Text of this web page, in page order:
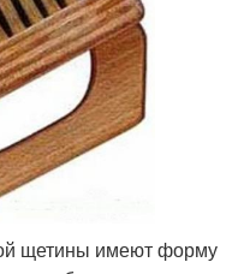
щетины имеют форму